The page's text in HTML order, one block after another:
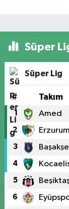
Süper
Süper Lig
# Takım
1 Amed
2
3
4
5
6